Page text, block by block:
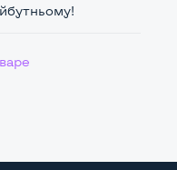
NumberPadДа